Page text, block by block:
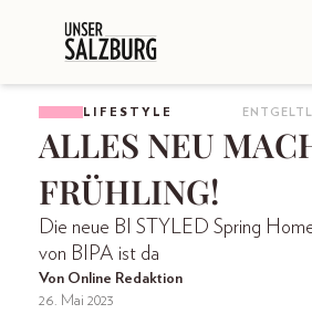
LIFESTYLE
ALLES NEU
FRÜHLING!
Die neue BI STYLED Spring
von BIPA ist da
Von Online Redaktion
26. Mai 2023